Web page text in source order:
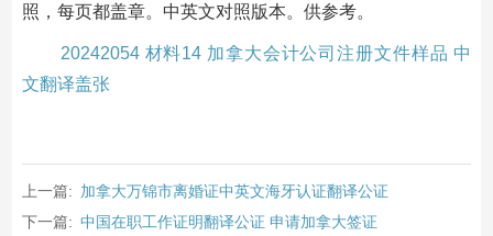
照，每页都盖章。中英文对照版本。供参考。
20242054 材料14 加拿大会计公司注册文件样品 中
文翻译盖张
上一篇: 加拿大万锦市离婚证中英文海牙认证翻译公证
下一篇: 中国在职工作证明翻译公证 申请加拿大签证